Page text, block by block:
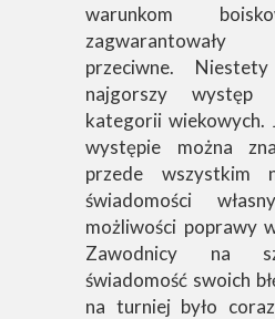
warunkom
przeciwne.
najgorszy występ
kategorii
występie można
przede wszystkim
świadomości
możliwości poprawy
Zawodnicy na
świadomość swoich
na turniej było